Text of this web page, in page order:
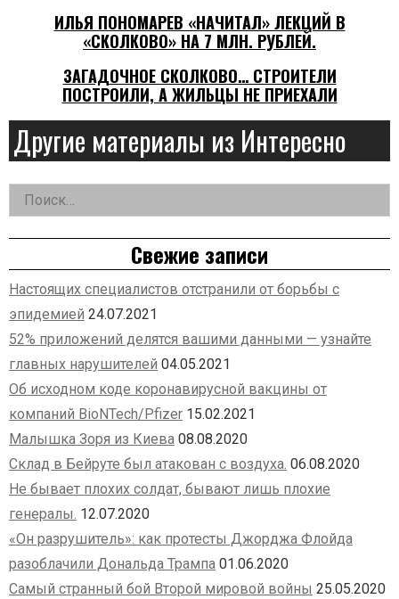
ИЛЬЯ ПОНОМАРЕВ «НАЧИТАЛ» ЛЕКЦИЙ В
«СКОЛКОВО» НА 7 МЛН. РУБЛЕЙ.
ЗАГАДОЧНОЕ СКОЛКОВО… СТРОИТЕЛИ
ПОСТРОИЛИ, А ЖИЛЬЦЫ НЕ ПРИЕХАЛИ
Другие материалы из Интересно
Дополнительная
Найти:
Свежие записи
Настоящих специалистов отстранили от борьбы с
эпидемией 24.07.2021
52% приложений делятся вашими данными — узнайте
главных нарушителей 04.05.2021
Об исходном коде коронавирусной вакцины от
компаний BioNTech/Pfizer 15.02.2021
Малышка Зоря из Киева 08.08.2020
Склад в Бейруте был атакован с воздуха. 06.08.2020
Не бывает плохих солдат, бывают лишь плохие
генералы. 12.07.2020
«Он разрушитель»: как протесты Джорджа Флойда
разоблачили Дональда Трампа 01.06.2020
Самый странный бой Второй мировой войны 25.05.2020